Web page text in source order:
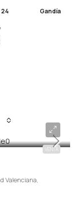
Gandía
VENTA
Valenciana,